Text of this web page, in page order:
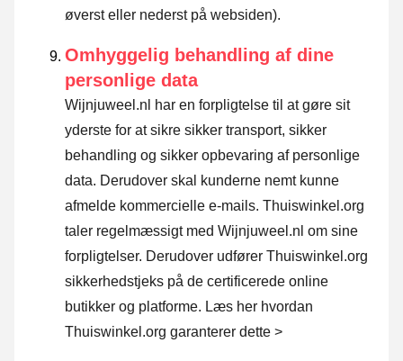
øverst eller nederst på websiden).
Omhyggelig behandling af dine
personlige data
Wijnjuweel.nl har en forpligtelse til at gøre sit
yderste for at sikre sikker transport, sikker
behandling og sikker opbevaring af personlige
data. Derudover skal kunderne nemt kunne
afmelde kommercielle e-mails. Thuiswinkel.org
taler regelmæssigt med Wijnjuweel.nl om sine
forpligtelser. Derudover udfører Thuiswinkel.org
sikkerhedstjeks på de certificerede online
butikker og platforme. Læs her hvordan
Thuiswinkel.org garanterer dette >